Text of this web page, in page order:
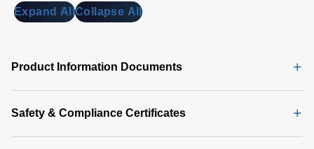
Expand AllCollapse All
Product Information Documents
Safety & Compliance Certificates